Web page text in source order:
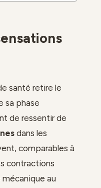
santé retire le
sa phase
de ressentir de
dans les
comparables à
contractions
au